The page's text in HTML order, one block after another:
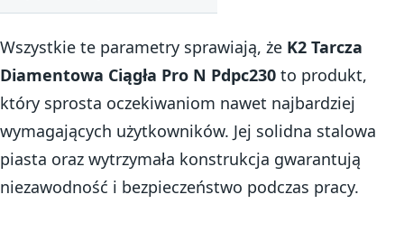
Wszystkie te parametry sprawiają, że K2 Tarcza
Diamentowa Ciągła Pro N Pdpc230 to produkt,
który sprosta oczekiwaniom nawet najbardziej
wymagających użytkowników. Jej solidna stalowa
piasta oraz wytrzymała konstrukcja gwarantują
niezawodność i bezpieczeństwo podczas pracy.